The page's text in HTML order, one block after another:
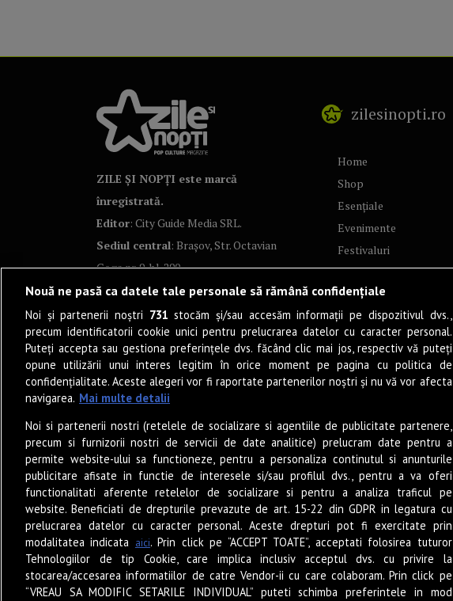
ZILE ȘI NOPȚI este marcă
înregistrată.
Editor: City Guide Media SRL.
Sediul central: Brașov, Str. Octavian
Goga nr. 9, bl. 290
zilesinopti.ro
Home
Shop
Esențiale
Evenimente
Festivaluri
Concerte
Artă & Cultură
Teatru
Film
Program filme
Lifestyle
Muzică
Sunete Live
Eat & Drink
POP-UP Stories
Junior
Newsletter
© 2026 – Zile și Nopți. Toate drepturile rezervate.
Nouă ne pasă ca datele tale personale să rămână confidențiale
Noi și partenerii noștri 731 stocăm și/sau accesăm informații pe dispozitivul dvs.,
precum identificatorii cookie unici pentru prelucrarea datelor cu caracter personal.
Puteți accepta sau gestiona preferințele dvs. făcând clic mai jos, respectiv vă puteți
opune utilizării unui interes legitim în orice moment pe pagina cu politica de
confidențialitate. Aceste alegeri vor fi raportate partenerilor noștri și nu vă vor afecta
navigarea. Mai multe detalii
Noi si partenerii nostri (retelele de socializare si agentiile de publicitate partenere,
precum si furnizorii nostri de servicii de date analitice) prelucram date pentru a
permite website-ului sa functioneze, pentru a personaliza continutul si anunturile
publicitare afisate in functie de interesele si/sau profilul dvs., pentru a va oferi
functionalitati aferente retelelor de socializare si pentru a analiza traficul pe
website. Beneficiati de drepturile prevazute de art. 15-22 din GDPR in legatura cu
prelucrarea datelor cu caracter personal. Aceste drepturi pot fi exercitate prin
modalitatea indicata aici. Prin click pe “ACCEPT TOATE”, acceptati folosirea tuturor
Tehnologiilor de tip Cookie, care implica inclusiv acceptul dvs. cu privire la
stocarea/accesarea informatiilor de catre Vendor-ii cu care colaboram. Prin click pe
“VREAU SA MODIFIC SETARILE INDIVIDUAL” puteti schimba preferintele in mod